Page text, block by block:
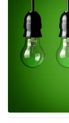
Thế giới
Tin tức
Thị trường